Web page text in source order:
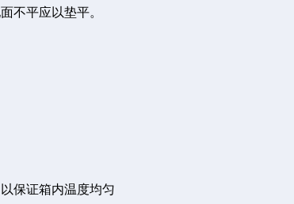
不平应以垫平。
保证箱内温度均匀